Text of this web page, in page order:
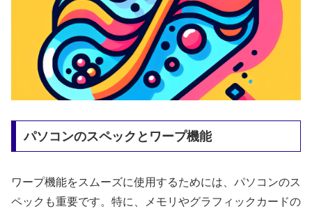
パソコンのスペックとワープ機能
ワープ機能をスムーズに使用するためには、パソコンのス
ペックも重要です。特に、メモリやグラフィックカードの